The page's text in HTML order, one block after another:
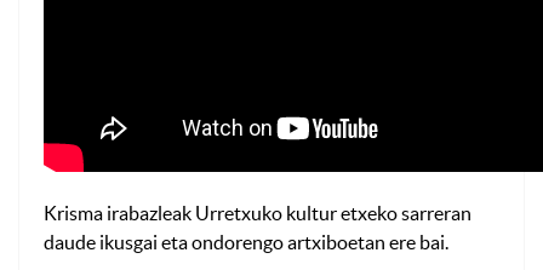
Krisma irabazleak Urretxuko kultur etxeko sarreran
daude ikusgai eta ondorengo artxiboetan ere bai.